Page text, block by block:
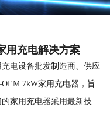
用充电解决方案
电设备批发制造商、供应
7kW家用充电器，旨
家用充电器采用最新技